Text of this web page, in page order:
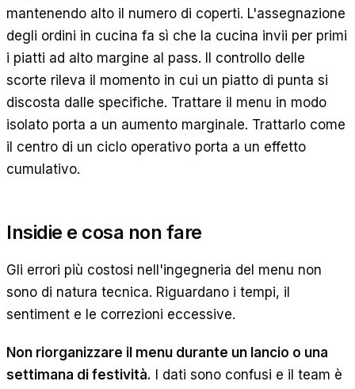
mantenendo alto il numero di coperti. L'assegnazione
degli ordini in cucina fa sì che la cucina invii per primi
i piatti ad alto margine al pass. Il controllo delle
scorte rileva il momento in cui un piatto di punta si
discosta dalle specifiche. Trattare il menu in modo
isolato porta a un aumento marginale. Trattarlo come
il centro di un ciclo operativo porta a un effetto
cumulativo.
Insidie e cosa non fare
Gli errori più costosi nell'ingegneria del menu non
sono di natura tecnica. Riguardano i tempi, il
sentiment e le correzioni eccessive.
Non riorganizzare il menu durante un lancio o una
settimana di festività. I dati sono confusi e il team è